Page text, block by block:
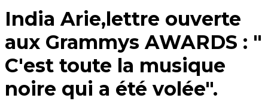
India Arie,lettre ouverte
aux Grammys AWARDS : "
C'est toute la musique
noire qui a été volée".